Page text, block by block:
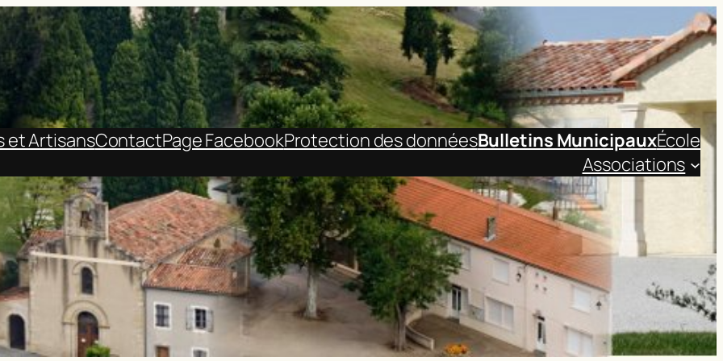
et ArtisansContactPage FacebookProtection des donnéesBulletins MunicipauxÉcole
Associations